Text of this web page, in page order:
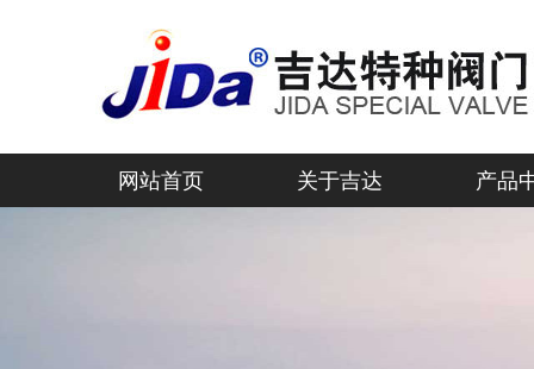
网站首页 关于吉达 产品